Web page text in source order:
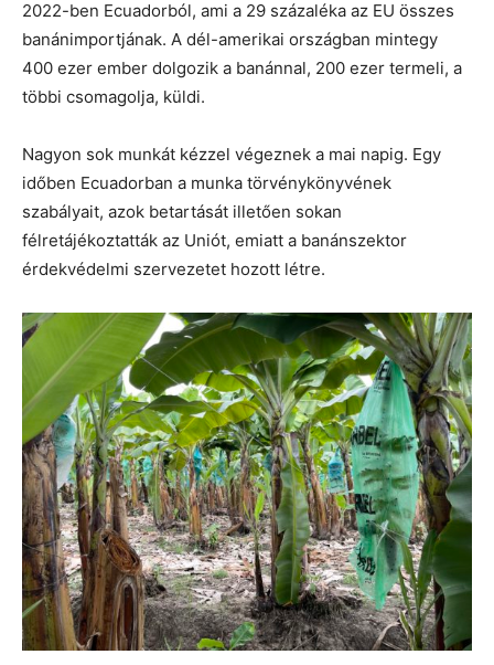
2022-ben Ecuadorból, ami a 29 százaléka az EU összes
banánimportjának. A dél-amerikai országban mintegy
400 ezer ember dolgozik a banánnal, 200 ezer termeli, a
többi csomagolja, küldi.
Nagyon sok munkát kézzel végeznek a mai napig. Egy
időben Ecuadorban a munka törvénykönyvének
szabályait, azok betartását illetően sokan
félretájékoztatták az Uniót, emiatt a banánszektor
érdekvédelmi szervezetet hozott létre.